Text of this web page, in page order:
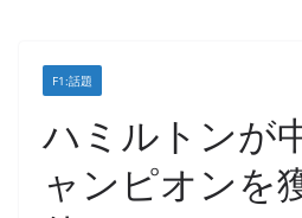
F1:話題
ハミルトンが
ャンピオンを